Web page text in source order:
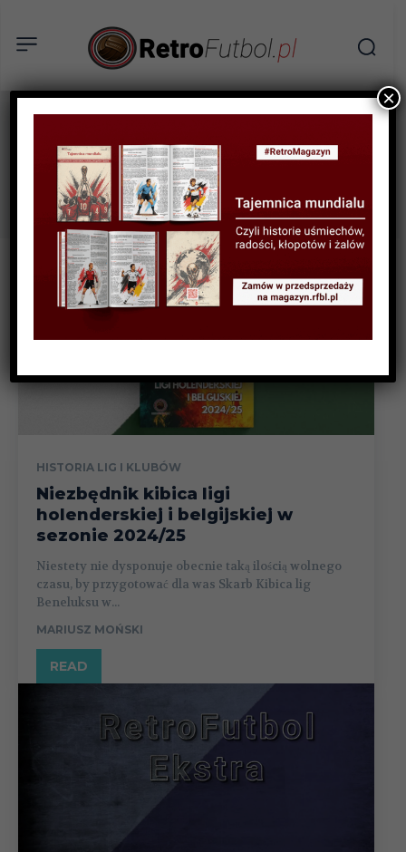
Tag: Union Saint-Gilloise
HISTORIA LIG I KLUBÓW
Niezbędnik kibica ligi
holenderskiej i belgijskiej w
sezonie 2024/25
Niestety nie dysponuje obecnie taką ilością wolnego
czasu, by przygotować dla was Skarb Kibica lig
Beneluksu w...
MARIUSZ MOŃSKI
READ
×